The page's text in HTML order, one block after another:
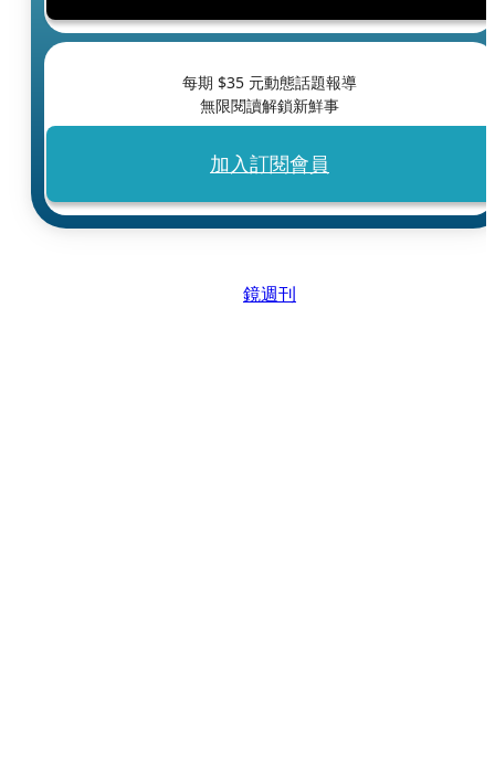
每期 $35 元動態話題報導
無限閱讀解鎖新鮮事
加入訂閱會員
鏡週刊